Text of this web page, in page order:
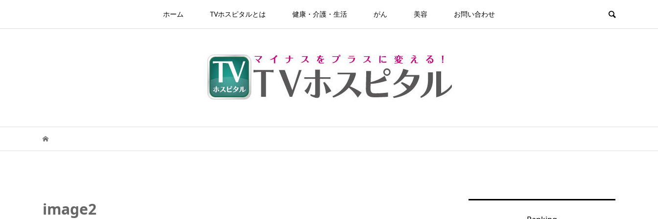
ホーム TVホスピタルとは 健康・介護・生活 がん 美容 お問い合わせ
image2